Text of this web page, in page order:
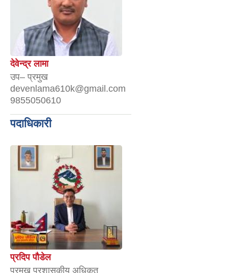
देवेन्द्र लामा
उप– प्रमुख
devenlama610k@gmail.com
9855050610
पदाधिकारी
प्रदिप पौडेल
प्रमुख प्रशासकीय अधिकृत